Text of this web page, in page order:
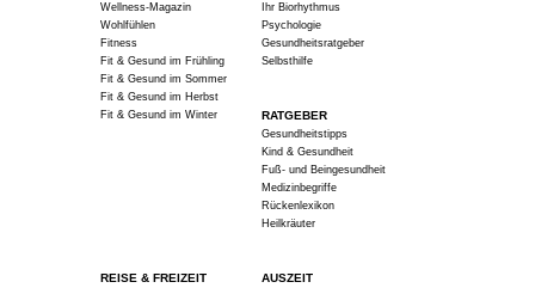
Wellness-Magazin
Wohlfühlen
Fitness
Fit & Gesund im Frühling
Fit & Gesund im Sommer
Fit & Gesund im Herbst
Fit & Gesund im Winter
Ihr Biorhythmus
Psychologie
Gesundheitsratgeber
Selbsthilfe
RATGEBER
Gesundheitstipps
Kind & Gesundheit
Fuß- und Beingesundheit
Medizinbegriffe
Rückenlexikon
Heilkräuter
REISE & FREIZEIT AUSZEIT